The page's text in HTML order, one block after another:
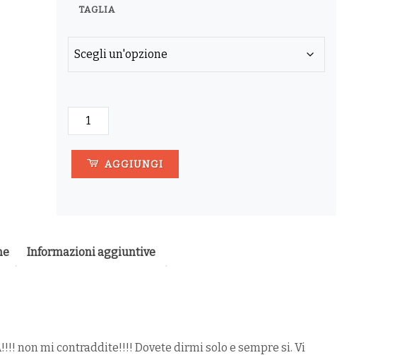
TAGLIA
SHIRT
SPOSA
ESAURITA!!!!
QUANTITÀ
AGGIUNGI
Informazioni aggiuntive
non mi contraddite!!!! Dovete dirmi solo e sempre si. Vi